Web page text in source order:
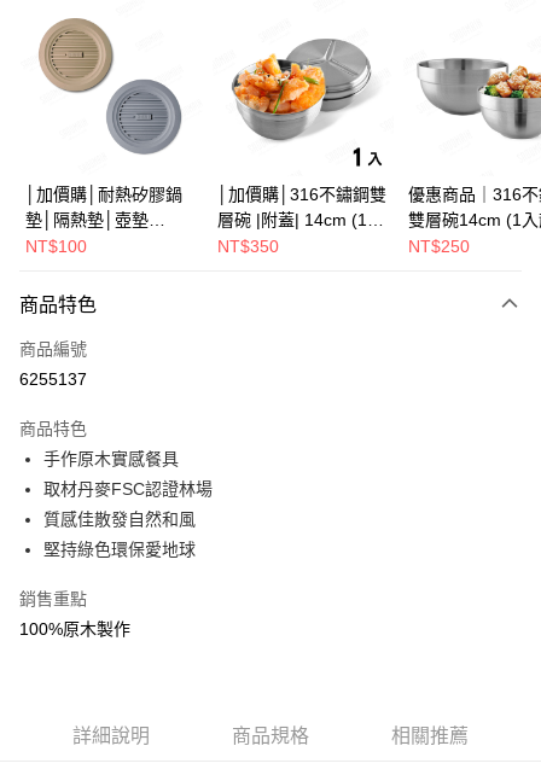
Apple Pay
街口支付
Google Pay
全盈+PAY
全家取貨（下單付款）後，現貨商品將於 3 個工作天內寄出
每筆NT$75，滿NT$1,199(含以上)免運費
7-11取貨（下單付款）後，現貨商品將於 3 個工作天內寄出
（不含訂購當天與例假日）
每筆NT$75，滿NT$1,199(含以上)免運費
│加價購│耐熱矽膠鍋
墊│隔熱墊│壺墊
NT$100
│加價購│316不鏽鋼雙
層碗 |附蓋| 14cm (1入
散裝) SG0141
NT$350
優惠商品｜316
雙層碗14cm (1
SG0140
NT$250
商品特色
商品編號
6255137
商品特色
手作原木實感餐具
取材丹麥FSC認證林場
質感佳散發自然和風
堅持綠色環保愛地球
銷售重點
100%原木製作
詳細說明 商品規格 相關推薦